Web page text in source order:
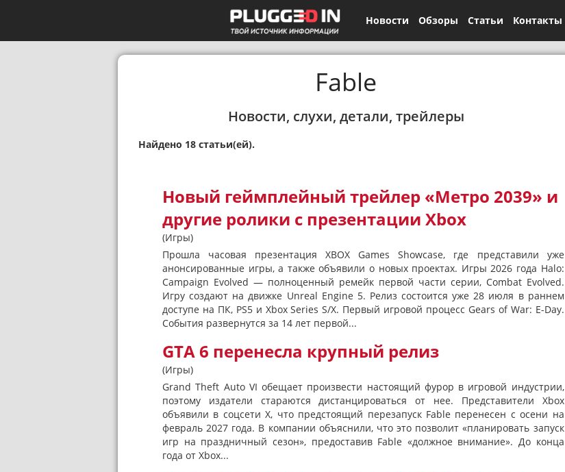
Новости Обзоры Статьи Контакты
Fable
Новости, слухи, детали, трейлеры
Найдено 18 статьи(ей).
Новый геймплейный трейлер «Метро 2039» и
другие ролики с презентации Xbox
(Игры)
Прошла часовая презентация XBOX Games Showcase, где представили уже
анонсированные игры, а также объявили о новых проектах. Игры 2026 года Halo:
Campaign Evolved — полноценный ремейк первой части серии, Combat Evolved.
Игру создают на движке Unreal Engine 5. Релиз состоится уже 28 июля в раннем
доступе на ПК, PS5 и Xbox Series S/X. Первый игровой процесс Gears of War: E-Day.
События развернутся за 14 лет первой...
GTA 6 перенесла крупный релиз
(Игры)
Grand Theft Auto VI обещает произвести настоящий фурор в игровой индустрии,
поэтому издатели стараются дистанцироваться от нее. Представители Xbox
объявили в соцсети X, что предстоящий перезапуск Fable перенесен с осени на
февраль 2027 года. В компании объяснили, что это позволит «планировать запуск
игр на праздничный сезон», предоставив Fable «должное внимание». До конца
года от Xbox...